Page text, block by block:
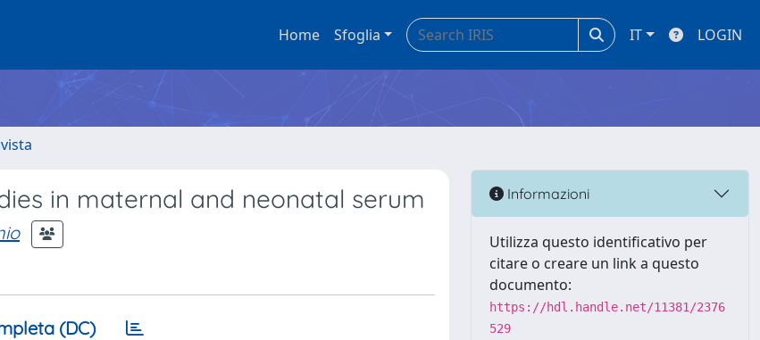
Home Sfoglia IT LOGIN
in maternal and neonatal serum
(DC)
Informazioni
Utilizza questo identificativo per
citare o creare un link a questo
documento:
https://hdl.handle.net/11381/2376
529